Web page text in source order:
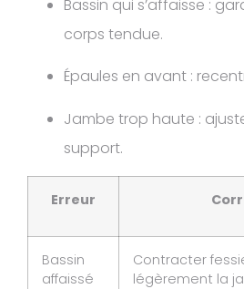
Bassin qui s’affaisse :
corps tendue.
Épaules en avant :
Jambe trop haute :
support.
Erreur
Bassin
affaissé
Contracter
légèrement la